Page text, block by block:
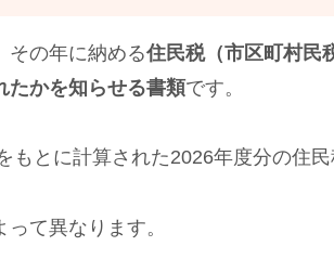
その年に納める住民税（市区町村民
たかを知らせる書類です。
もとに計算された2026年度分の住民
て異なります。